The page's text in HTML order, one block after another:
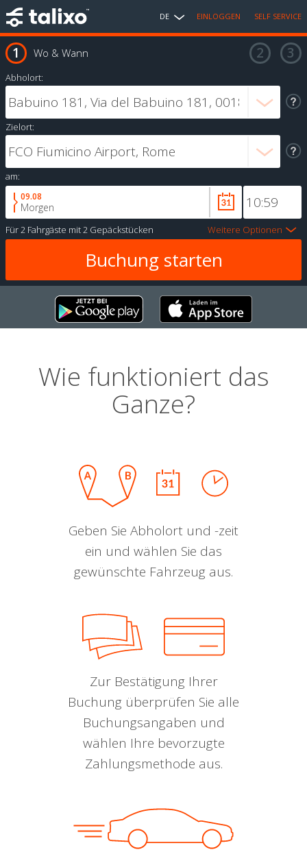
DE EINLOGGEN SELF SERVICE
Wo & Wann
Abholort:
Zielort:
am:
09.08
Morgen
Für2 Fahrgäste mit2 Gepäckstücken Weitere Optionen
Wie funktioniert das
Ganze?
Geben Sie Abholort und -zeit
ein und wählen Sie das
gewünschte Fahrzeug aus.
Zur Bestätigung Ihrer
Buchung überprüfen Sie alle
Buchungsangaben und
wählen Ihre bevorzugte
Zahlungsmethode aus.